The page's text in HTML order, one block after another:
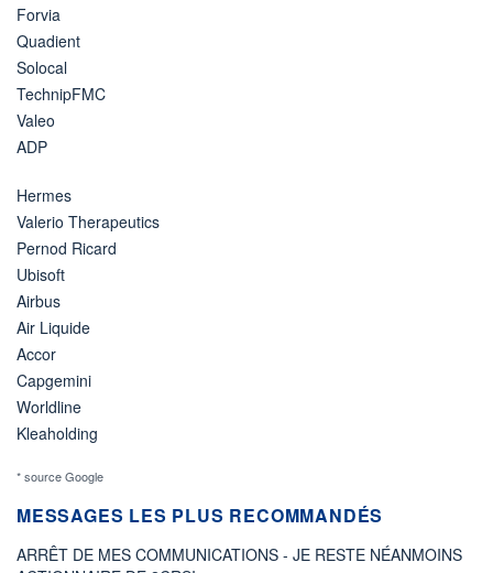
Forvia
Quadient
Solocal
TechnipFMC
Valeo
ADP
Hermes
Valerio Therapeutics
Pernod Ricard
Ubisoft
Airbus
Air Liquide
Accor
Capgemini
Worldline
Kleaholding
* source Google
MESSAGES LES PLUS RECOMMANDÉS
ARRÊT DE MES COMMUNICATIONS - JE RESTE NÉANMOINS